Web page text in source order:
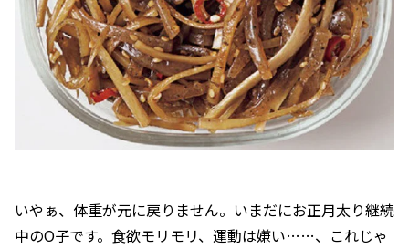
いやぁ、体重が元に戻りません。いまだにお正月太り継続
中のO子です。食欲モリモリ、運動は嫌い……、これじゃ